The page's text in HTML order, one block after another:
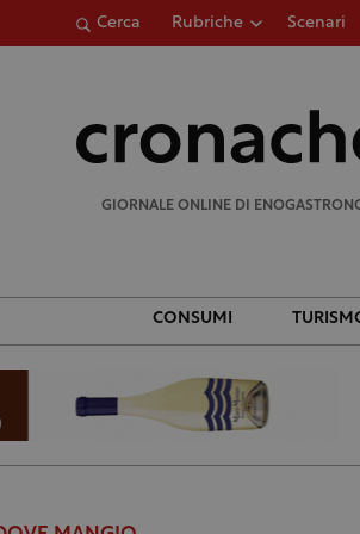
Cerca Rubriche Scenari
GIORNALE ONLINE DI
CONSUMI